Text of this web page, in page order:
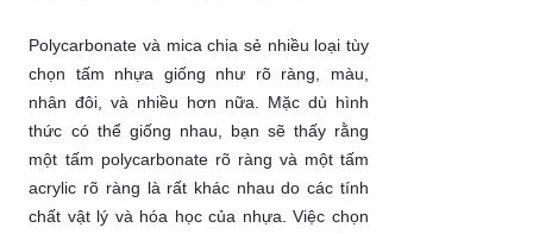
Polycarbonate và mica chia sẻ nhiều loại tùy
chọn tấm nhựa giống như rõ ràng, màu,
nhân đôi, và nhiều hơn nữa. Mặc dù hình
thức có thể giống nhau, bạn sẽ thấy rằng
một tấm polycarbonate rõ ràng và một tấm
acrylic rõ ràng là rất khác nhau do các tính
chất vật lý và hóa học của nhựa. Việc chọn